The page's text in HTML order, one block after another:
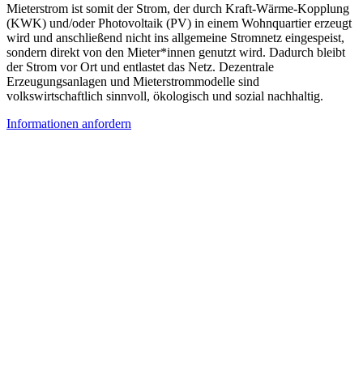
Mieterstrom ist somit der Strom, der durch Kraft-Wärme-Kopplung
(KWK) und/oder Photovoltaik (PV) in einem Wohnquartier erzeugt
wird und anschließend nicht ins allgemeine Stromnetz eingespeist,
sondern direkt von den Mieter*innen genutzt wird. Dadurch bleibt
der Strom vor Ort und entlastet das Netz. Dezentrale
Erzeugungsanlagen und Mieterstrommodelle sind
volkswirtschaftlich sinnvoll, ökologisch und sozial nachhaltig.
Informationen anfordern